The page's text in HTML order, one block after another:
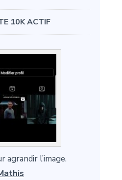
10K ACTIF
agrandir l’image.